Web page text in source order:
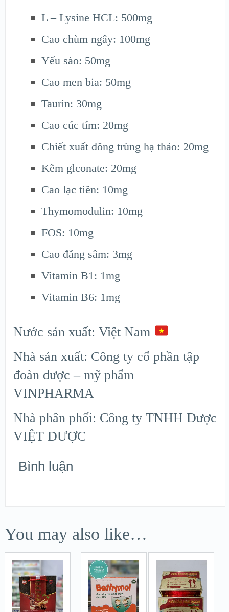
L – Lysine HCL: 500mg
Cao chùm ngây: 100mg
Yếu sào: 50mg
Cao men bia: 50mg
Taurin: 30mg
Cao cúc tím: 20mg
Chiết xuất đông trùng hạ thảo: 20mg
Kẽm glconate: 20mg
Cao lạc tiên: 10mg
Thymomodulin: 10mg
FOS: 10mg
Cao đẳng sâm: 3mg
Vitamin B1: 1mg
Vitamin B6: 1mg
Nước sản xuất: Việt Nam
Nhà sản xuất: Công ty cổ phần tập
đoàn dược – mỹ phẩm
VINPHARMA
Nhà phân phối: Công ty TNHH Dược
VIỆT DƯỢC
Bình luận
You may also like…